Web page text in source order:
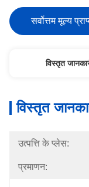
सर्वोत्तम मूल्य
विस्तृत
विस्तृत
उत्पत्ति के प्लेस:
प्रमाणन: